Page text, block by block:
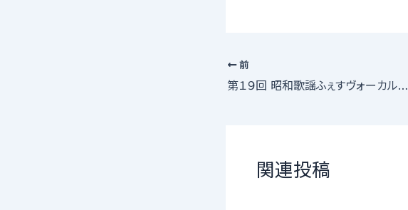
前
第１９回 昭和歌謡ふぇすヴォーカルコンテスト
関連投稿